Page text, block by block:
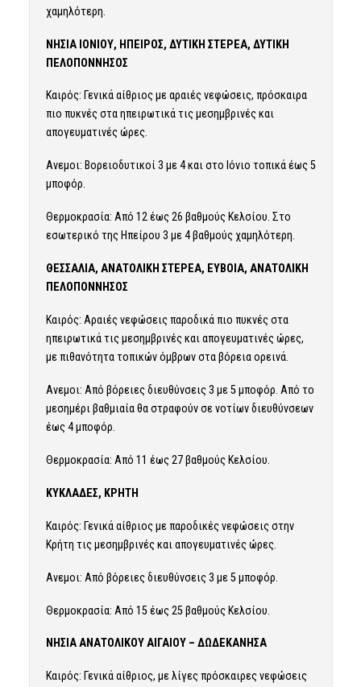
χαμηλότερη.
ΝΗΣΙΑ ΙΟΝΙΟΥ, ΗΠΕΙΡΟΣ, ΔΥΤΙΚΗ ΣΤΕΡΕΑ, ΔΥΤΙΚΗ
ΠΕΛΟΠΟΝΝΗΣΟΣ
Καιρός: Γενικά αίθριος με αραιές νεφώσεις, πρόσκαιρα
πιο πυκνές στα ηπειρωτικά τις μεσημβρινές και
απογευματινές ώρες.
Ανεμοι: Βορειοδυτικοί 3 με 4 και στο Ιόνιο τοπικά έως 5
μποφόρ.
Θερμοκρασία: Από 12 έως 26 βαθμούς Κελσίου. Στο
εσωτερικό της Ηπείρου 3 με 4 βαθμούς χαμηλότερη.
ΘΕΣΣΑΛΙΑ, ΑΝΑΤΟΛΙΚΗ ΣΤΕΡΕΑ, ΕΥΒΟΙΑ, ΑΝΑΤΟΛΙΚΗ
ΠΕΛΟΠΟΝΝΗΣΟΣ
Καιρός: Αραιές νεφώσεις παροδικά πιο πυκνές στα
ηπειρωτικά τις μεσημβρινές και απογευματινές ώρες,
με πιθανότητα τοπικών όμβρων στα βόρεια ορεινά.
Ανεμοι: Από βόρειες διευθύνσεις 3 με 5 μποφόρ. Από το
μεσημέρι βαθμιαία θα στραφούν σε νοτίων διευθύνσεων
έως 4 μποφόρ.
Θερμοκρασία: Από 11 έως 27 βαθμούς Κελσίου.
ΚΥΚΛΑΔΕΣ, ΚΡΗΤΗ
Καιρός: Γενικά αίθριος με παροδικές νεφώσεις στην
Κρήτη τις μεσημβρινές και απογευματινές ώρες.
Ανεμοι: Από βόρειες διευθύνσεις 3 με 5 μποφόρ.
Θερμοκρασία: Από 15 έως 25 βαθμούς Κελσίου.
ΝΗΣΙΑ ΑΝΑΤΟΛΙΚΟΥ ΑΙΓΑΙΟΥ – ΔΩΔΕΚΑΝΗΣΑ
Καιρός: Γενικά αίθριος, με λίγες πρόσκαιρες νεφώσεις